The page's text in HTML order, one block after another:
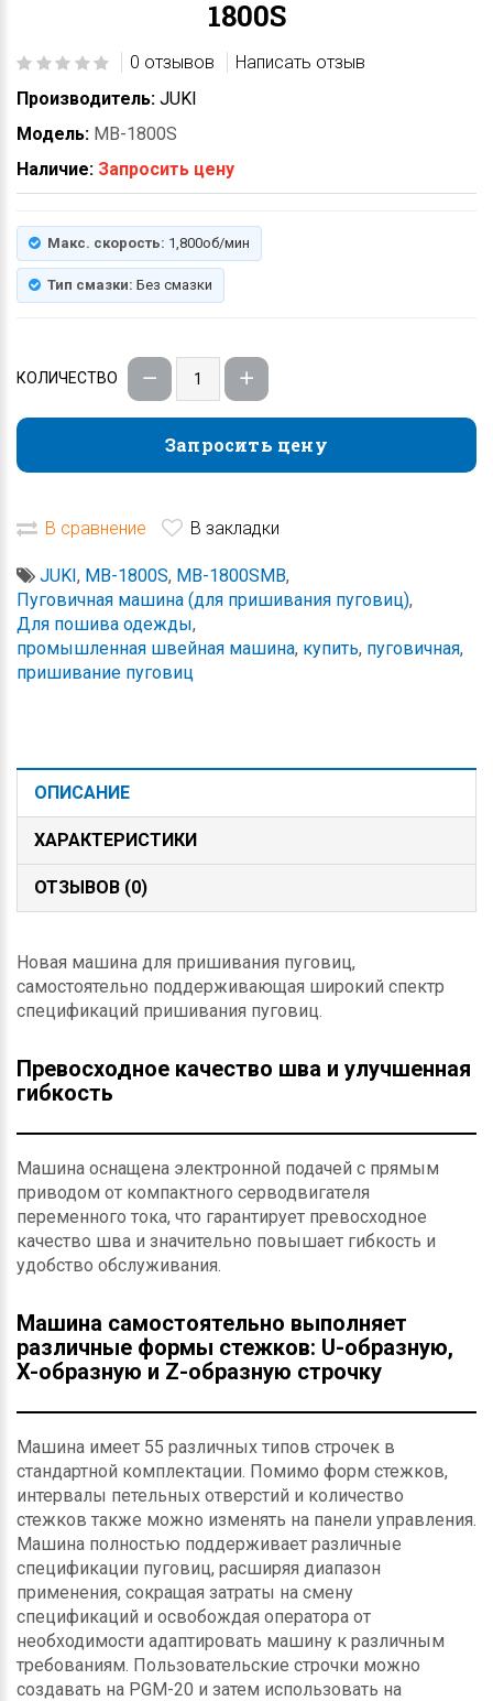
1800S
0 отзывов
Написать отзыв
Производитель: JUKI
Модель: MB-1800S
Наличие: Запросить цену
Макс. скорость: 1,800об/мин
Тип смазки: Без смазки
КОЛИЧЕСТВО
Запросить цену
Запросить цену
В сравнение В закладки
JUKI, MB-1800S, MB-1800SMB,
Пуговичная машина (для пришивания пуговиц),
Для пошива одежды,
промышленная швейная машина, купить, пуговичная,
пришивание пуговиц
ОПИСАНИЕ
ХАРАКТЕРИСТИКИ
ОТЗЫВОВ (0)
Новая машина для пришивания пуговиц,
самостоятельно поддерживающая широкий спектр
спецификаций пришивания пуговиц.
Превосходное качество шва и улучшенная
гибкость
Машина оснащена электронной подачей с прямым
приводом от компактного серводвигателя
переменного тока, что гарантирует превосходное
качество шва и значительно повышает гибкость и
удобство обслуживания.
Машина самостоятельно выполняет
различные формы стежков: U-образную,
X-образную и Z-образную строчку
Машина имеет 55 различных типов строчек в
стандартной комплектации. Помимо форм стежков,
интервалы петельных отверстий и количество
стежков также можно изменять на панели управления.
Машина полностью поддерживает различные
спецификации пуговиц, расширяя диапазон
применения, сокращая затраты на смену
спецификаций и освобождая оператора от
необходимости адаптировать машину к различным
требованиям. Пользовательские строчки можно
создавать на PGM-20 и затем использовать на